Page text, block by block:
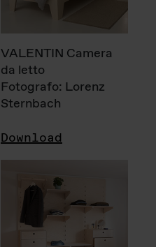
VALENTIN Camera
da letto
Fotografo: Lorenz
Sternbach
Download